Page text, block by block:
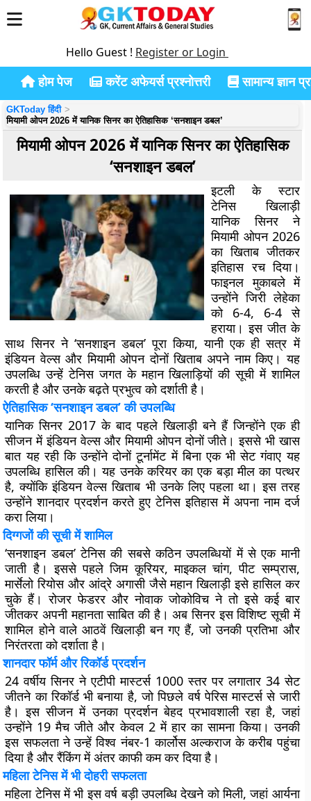
Hello Guest ! Register or Login
होम पेज करेंट अफेयर्स प्रश्नोत्तरी सामान्य ज्ञान
GKToday हिंदी
मियामी ओपन 2026 में यानिक सिनर का ऐतिहासिक ‘सनशाइन डबल’
मियामी ओपन 2026 में यानिक सिनर का ऐतिहासिक
‘सनशाइन डबल’
इटली के स्टार
टेनिस खिलाड़ी
यानिक सिनर ने
मियामी ओपन 2026
का खिताब जीतकर
इतिहास रच दिया।
फाइनल मुकाबले में
उन्होंने जिरी लेहेका
को 6-4, 6-4 से
हराया। इस जीत के
साथ सिनर ने ‘सनशाइन डबल’ पूरा किया, यानी एक ही सत्र में
इंडियन वेल्स और मियामी ओपन दोनों खिताब अपने नाम किए। यह
उपलब्धि उन्हें टेनिस जगत के महान खिलाड़ियों की सूची में शामिल
करती है और उनके बढ़ते प्रभुत्व को दर्शाती है।
ऐतिहासिक ‘सनशाइन डबल’ की उपलब्धि
यानिक सिनर 2017 के बाद पहले खिलाड़ी बने हैं जिन्होंने एक ही
सीजन में इंडियन वेल्स और मियामी ओपन दोनों जीते। इससे भी खास
बात यह रही कि उन्होंने दोनों टूर्नामेंट में बिना एक भी सेट गंवाए यह
उपलब्धि हासिल की। यह उनके करियर का एक बड़ा मील का पत्थर
है, क्योंकि इंडियन वेल्स खिताब भी उनके लिए पहला था। इस तरह
उन्होंने शानदार प्रदर्शन करते हुए टेनिस इतिहास में अपना नाम दर्ज
करा लिया।
दिग्गजों की सूची में शामिल
‘सनशाइन डबल’ टेनिस की सबसे कठिन उपलब्धियों में से एक मानी
जाती है। इससे पहले जिम कूरियर, माइकल चांग, पीट सम्प्रास,
मार्सेलो रियोस और आंद्रे अगासी जैसे महान खिलाड़ी इसे हासिल कर
चुके हैं। रोजर फेडरर और नोवाक जोकोविच ने तो इसे कई बार
जीतकर अपनी महानता साबित की है। अब सिनर इस विशिष्ट सूची में
शामिल होने वाले आठवें खिलाड़ी बन गए हैं, जो उनकी प्रतिभा और
निरंतरता को दर्शाता है।
शानदार फॉर्म और रिकॉर्ड प्रदर्शन
24 वर्षीय सिनर ने एटीपी मास्टर्स 1000 स्तर पर लगातार 34 सेट
जीतने का रिकॉर्ड भी बनाया है, जो पिछले वर्ष पेरिस मास्टर्स से जारी
है। इस सीजन में उनका प्रदर्शन बेहद प्रभावशाली रहा है, जहां
उन्होंने 19 मैच जीते और केवल 2 में हार का सामना किया। उनकी
इस सफलता ने उन्हें विश्व नंबर-1 कार्लोस अल्कराज के करीब पहुंचा
दिया है और रैंकिंग में अंतर काफी कम कर दिया है।
महिला टेनिस में भी दोहरी सफलता
महिला टेनिस में भी इस वर्ष बड़ी उपलब्धि देखने को मिली, जहां आर्यना